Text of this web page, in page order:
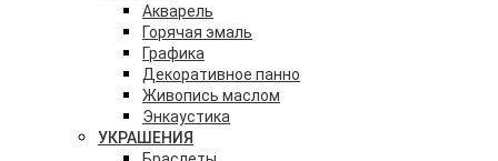
Акварель
Горячая эмаль
Графика
Декоративное панно
Живопись маслом
Энкаустика
УКРАШЕНИЯ